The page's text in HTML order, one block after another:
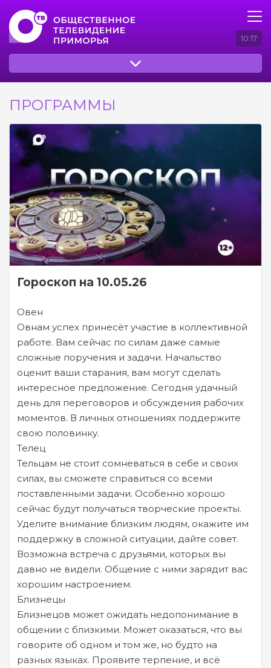
10:17
ПРОГРАММЫ
Гороскоп на 10.05.26
Овен
Овнам успех принесёт участие в коллективной
работе. Вам сейчас по силам даже самые
сложные поручения и задачи. Начальство
оценит ваши старания, вам могут сделать
интересное предложение. Сегодня удачный
день для переговоров и обсуждения рабочих
моментов. В личных отношениях поддержите
свою половинку.
Телец
Тельцам не стоит сомневаться в себе и своих
силах, вы сможете справиться со всеми
поставленными задачи. Особенно хорошо
сейчас будут получаться творческие проекты.
Уделите внимание близким людям, окажите им
поддержку в сложной ситуации, дайте совет.
Возможна встреча с друзьями, которых вы
давно не видели. Общение с ними зарядит вас
хорошим настроением.
Близнецы
Близнецов может ожидать недопонимание в
общении с близкими. Может оказаться, что вы
говорите об одном и том же, но будто на
разных языках. Проявите терпение, и всё